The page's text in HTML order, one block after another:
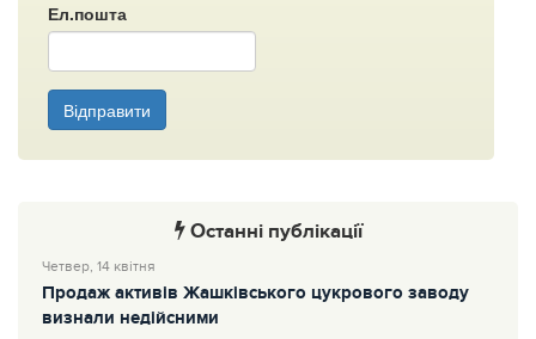
Ел.пошта
Відправити
Останні публікації
Четвер, 14 квітня
Продаж активів Жашківського цукрового заводу
визнали недійсними